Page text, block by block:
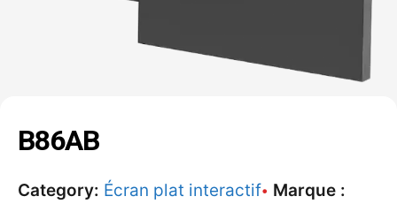
B86AB
Category: Écran plat interactif
Marque :